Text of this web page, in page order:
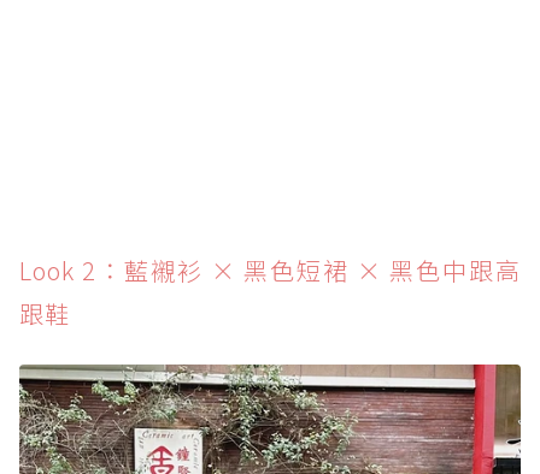
Look 2：藍襯衫 × 黑色短裙 × 黑色中跟高
跟鞋